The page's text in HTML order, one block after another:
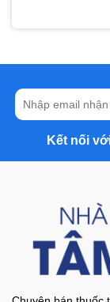
Kết nối